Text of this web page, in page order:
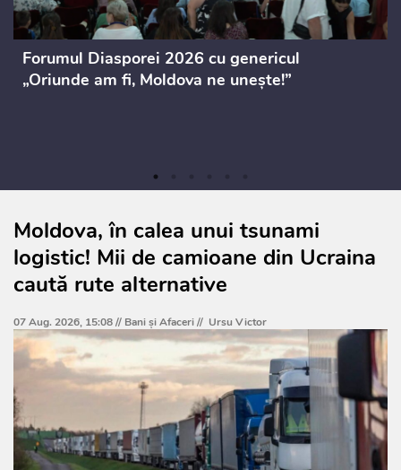
Forumul Diasporei 2026 cu genericul
„Oriunde am fi, Moldova ne unește!”
Moldova, în calea unui tsunami
logistic! Mii de camioane din Ucraina
caută rute alternative
07 Aug. 2026, 15:08 // Bani și Afaceri// Ursu Victor